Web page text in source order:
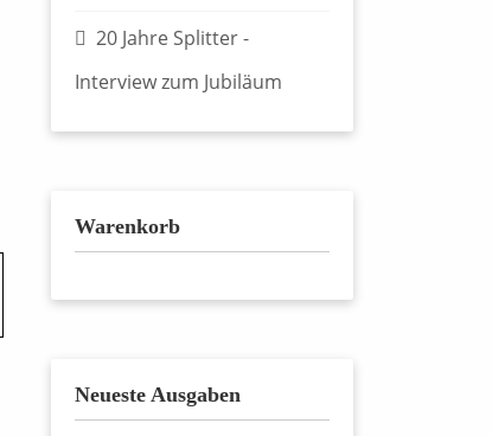
20 Jahre Splitter -
Interview zum Jubiläum
Warenkorb
Neueste Ausgaben